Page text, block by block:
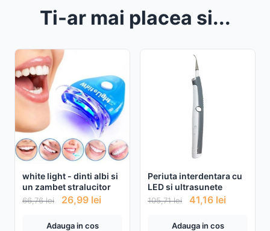
Ti-ar mai placea si...
white light - dinti albi si
un zambet stralucitor
66,76lei 26,99 lei
Adauga in cos
Periuta interdentara cu
LED si ultrasunete
105,71lei 41,16 lei
Adauga in cos